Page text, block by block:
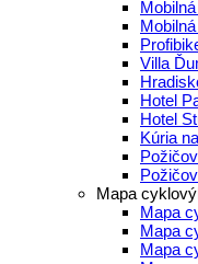
Villa
Hotel
Hotel
Kúria
Mapa
Mapa
Mapa
Mapa